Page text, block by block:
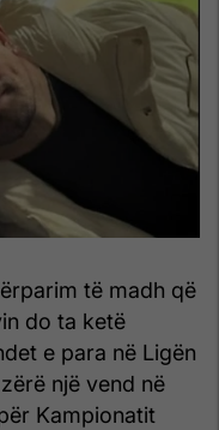
të madh që
do ta ketë
e para në Ligën
një vend në
Kampionatit